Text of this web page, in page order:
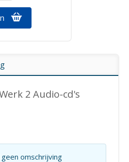
2 Audio-cd's
omschrijving